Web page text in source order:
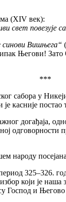
(XIV век):
свет повезује
синови Вишњега“
Његови!
***
у Никеји.
касније
посејана
325–326.
који је
Господ и